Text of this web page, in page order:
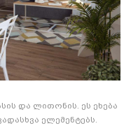
და ლითონის. ეს ეხება
ელემენტებს.